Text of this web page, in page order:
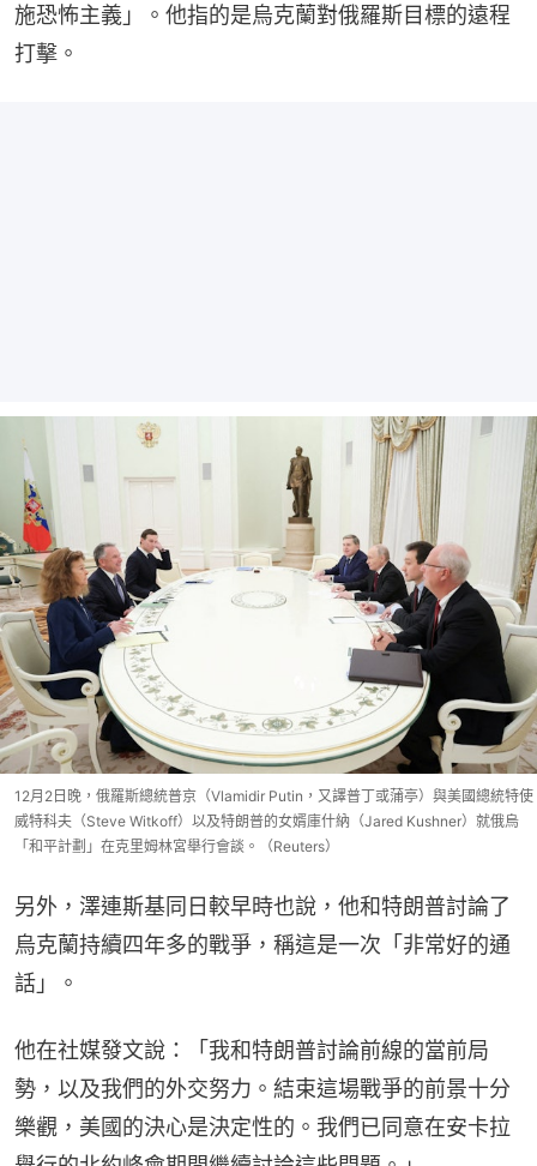
施恐怖主義」。他指的是烏克蘭對俄羅斯目標的遠程
打擊。
12月2日晚，俄羅斯總統普京（Vlamidir Putin，又譯普丁或蒲亭）與美國總統特使
威特科夫（Steve Witkoff）以及特朗普的女婿庫什納（Jared Kushner）就俄烏
「和平計劃」在克里姆林宮舉行會談。（Reuters）
另外，澤連斯基同日較早時也說，他和特朗普討論了
烏克蘭持續四年多的戰爭，稱這是一次「非常好的通
話」。
他在社媒發文說：「我和特朗普討論前線的當前局
勢，以及我們的外交努力。結束這場戰爭的前景十分
樂觀，美國的決心是決定性的。我們已同意在安卡拉